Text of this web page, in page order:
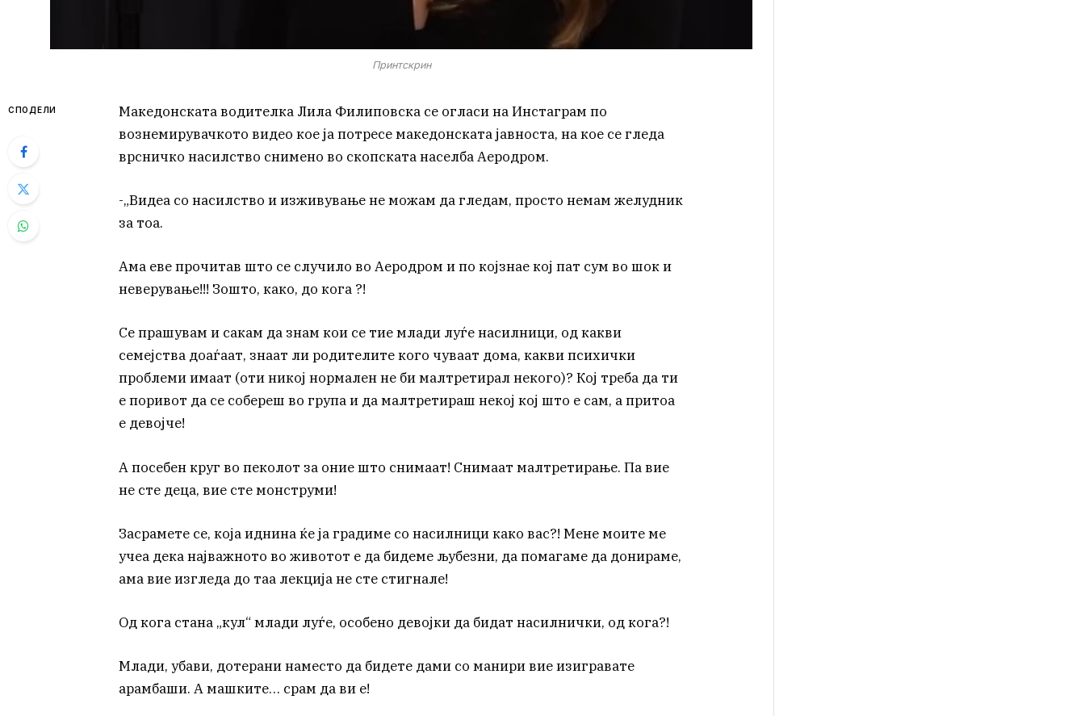
Принтскрин
СПОДЕЛИ
Македонската водителка Лила Филиповска се огласи на Инстаграм по
вознемирувачкото видео кое ја потресе македонската јавноста, на кое се гледа
врсничко насилство снимено во скопската населба Аеродром.
-„Видеа со насилство и изживување не можам да гледам, просто немам желудник
за тоа.
Ама еве прочитав што се случило во Аеродром и по којзнае кој пат сум во шок и
неверување!!! Зошто, како, до кога ?!
Се прашувам и сакам да знам кои се тие млади луѓе насилници, од какви
семејства доаѓаат, знаат ли родителите кого чуваат дома, какви психички
проблеми имаат (оти никој нормален не би малтретирал некого)? Кој треба да ти
е поривот да се собереш во група и да малтретираш некој кој што е сам, а притоа
е девојче!
А посебен круг во пеколот за оние што снимаат! Снимаат малтретирање. Па вие
не сте деца, вие сте монструми!
Засрамете се, која иднина ќе ја градиме со насилници како вас?! Мене моите ме
учеа дека најважното во животот е да бидеме љубезни, да помагаме да донираме,
ама вие изгледа до таа лекција не сте стигнале!
Од кога стана „кул“ млади луѓе, особено девојки да бидат насилнички, од кога?!
Млади, убави, дотерани наместо да бидете дами со манири вие изигравате
арамбаши. А машките… срам да ви е!